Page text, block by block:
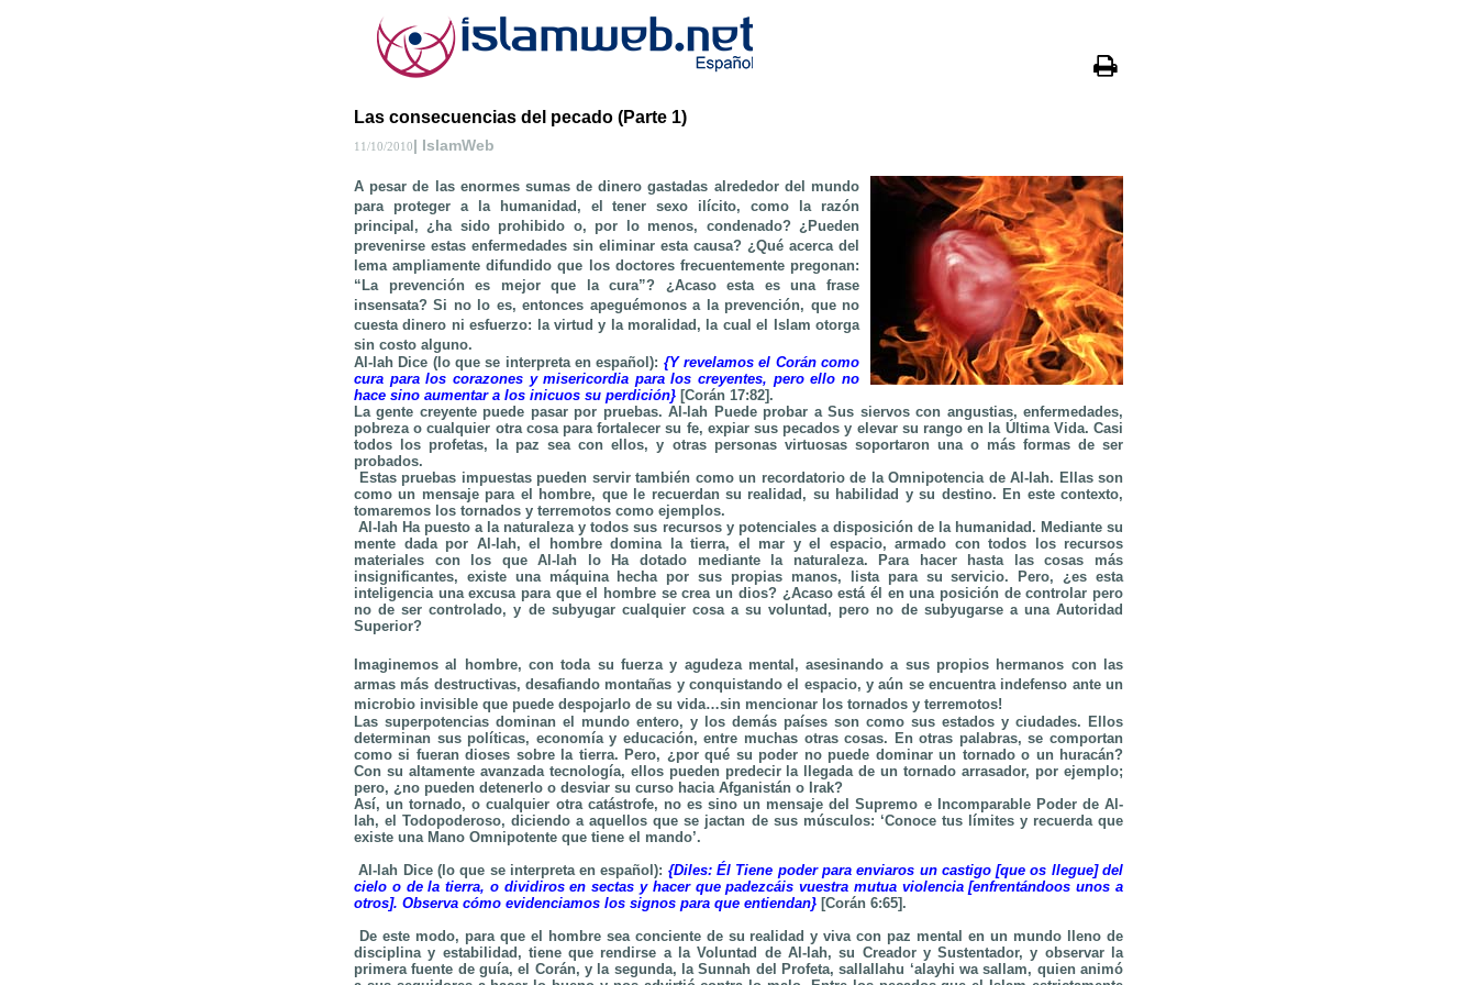
Las consecuencias del pecado (Parte 1)
11/10/2010| IslamWeb
A pesar de las enormes sumas de dinero gastadas alrededor del mundo
para proteger a la humanidad, el tener sexo ilícito, como la razón
principal, ¿ha sido prohibido o, por lo menos, condenado? ¿Pueden
prevenirse estas enfermedades sin eliminar esta causa? ¿Qué acerca del
lema ampliamente difundido que los doctores frecuentemente pregonan:
“La prevención es mejor que la cura”? ¿Acaso esta es una frase
insensata? Si no lo es, entonces apeguémonos a la prevención, que no
cuesta dinero ni esfuerzo: la virtud y la moralidad, la cual el Islam otorga
sin costo alguno.
Al-lah Dice (lo que se interpreta en español): {Y revelamos el Corán como
cura para los corazones y misericordia para los creyentes, pero ello no
hace sino aumentar a los inicuos su perdición} [Corán 17:82].
La gente creyente puede pasar por pruebas. Al-lah Puede probar a Sus siervos con angustias, enfermedades,
pobreza o cualquier otra cosa para fortalecer su fe, expiar sus pecados y elevar su rango en la Última Vida. Casi
todos los profetas, la paz sea con ellos, y otras personas virtuosas soportaron una o más formas de ser
probados.
Estas pruebas impuestas pueden servir también como un recordatorio de la Omnipotencia de Al-lah. Ellas son
como un mensaje para el hombre, que le recuerdan su realidad, su habilidad y su destino. En este contexto,
tomaremos los tornados y terremotos como ejemplos.
Al-lah Ha puesto a la naturaleza y todos sus recursos y potenciales a disposición de la humanidad. Mediante su
mente dada por Al-lah, el hombre domina la tierra, el mar y el espacio, armado con todos los recursos
materiales con los que Al-lah lo Ha dotado mediante la naturaleza. Para hacer hasta las cosas más
insignificantes, existe una máquina hecha por sus propias manos, lista para su servicio. Pero, ¿es esta
inteligencia una excusa para que el hombre se crea un dios? ¿Acaso está él en una posición de controlar pero
no de ser controlado, y de subyugar cualquier cosa a su voluntad, pero no de subyugarse a una Autoridad
Superior?
Imaginemos al hombre, con toda su fuerza y agudeza mental, asesinando a sus propios hermanos con las
armas más destructivas, desafiando montañas y conquistando el espacio, y aún se encuentra indefenso ante un
microbio invisible que puede despojarlo de su vida…sin mencionar los tornados y terremotos!
Las superpotencias dominan el mundo entero, y los demás países son como sus estados y ciudades. Ellos
determinan sus políticas, economía y educación, entre muchas otras cosas. En otras palabras, se comportan
como si fueran dioses sobre la tierra. Pero, ¿por qué su poder no puede dominar un tornado o un huracán?
Con su altamente avanzada tecnología, ellos pueden predecir la llegada de un tornado arrasador, por ejemplo;
pero, ¿no pueden detenerlo o desviar su curso hacia Afganistán o Irak?
Así, un tornado, o cualquier otra catástrofe, no es sino un mensaje del Supremo e Incomparable Poder de Al-
lah, el Todopoderoso, diciendo a aquellos que se jactan de sus músculos: ‘Conoce tus límites y recuerda que
existe una Mano Omnipotente que tiene el mando’.
Al-lah Dice (lo que se interpreta en español): {Diles: Él Tiene poder para enviaros un castigo [que os llegue] del
cielo o de la tierra, o dividiros en sectas y hacer que padezcáis vuestra mutua violencia [enfrentándoos unos a
otros]. Observa cómo evidenciamos los signos para que entiendan} [Corán 6:65].
De este modo, para que el hombre sea conciente de su realidad y viva con paz mental en un mundo lleno de
disciplina y estabilidad, tiene que rendirse a la Voluntad de Al-lah, su Creador y Sustentador, y observar la
primera fuente de guía, el Corán, y la segunda, la Sunnah del Profeta, sallallahu ‘alayhi wa sallam, quien animó